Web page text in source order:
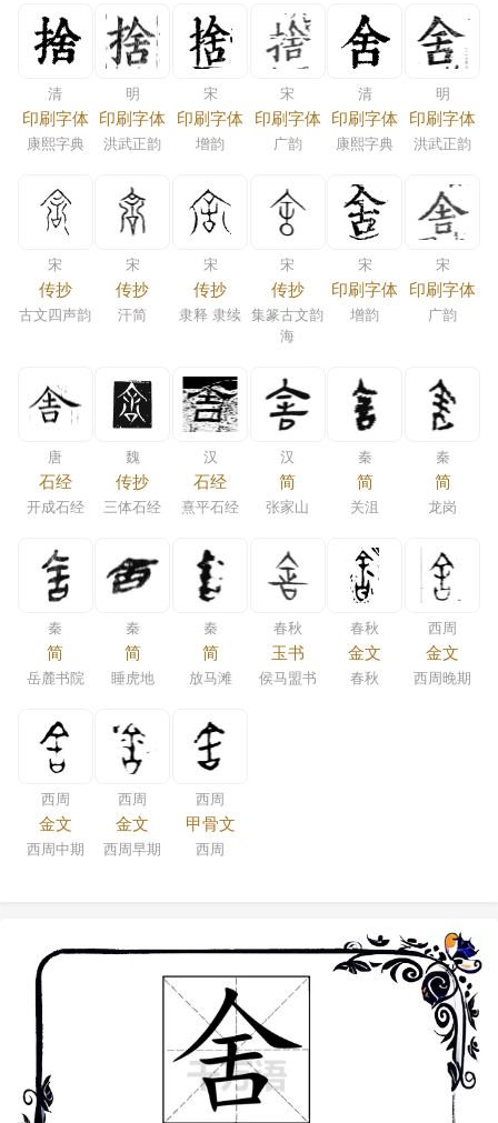
清
印刷字体
康熙字典
明
印刷字体
洪武正韵
宋
印刷字体
增韵
宋
印刷字体
广韵
清
印刷字体
康熙字典
明
印刷字体
洪武正韵
宋
传抄
古文四声韵
宋
传抄
汗简
宋
传抄
隶释 隶续
宋
传抄
集篆古文韵
海
宋
印刷字体
增韵
宋
印刷字体
广韵
唐
石经
开成石经
魏
传抄
三体石经
汉
石经
熹平石经
汉
简
张家山
秦
简
关沮
秦
简
龙岗
秦
简
岳麓书院
秦
简
睡虎地
秦
简
放马滩
春秋
玉书
侯马盟书
春秋
金文
春秋
西周
金文
西周晚期
西周
金文
西周中期
西周
金文
西周早期
西周
甲骨文
西周